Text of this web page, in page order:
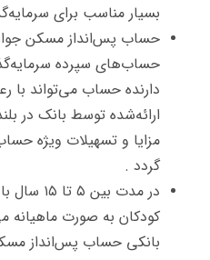
بسیار مناسب برای
حساب پس‌انداز مسکن
حساب‌های سپرده
دارنده حساب می‌تواند با
ارائه‌شده توسط بانک در
مزایا و تسهیلات ویژه
گردد .
در مدت
کودکان به صورت ماهیانه
بانکی حساب پس‌انداز